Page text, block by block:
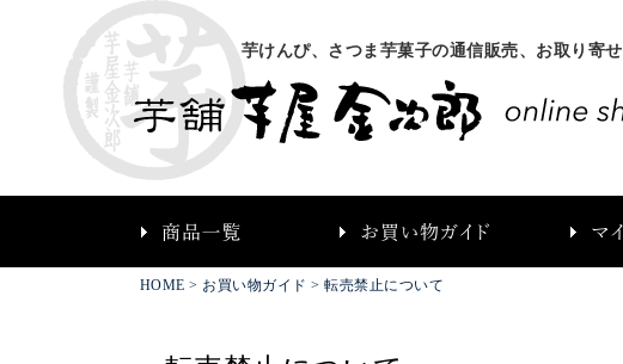
芋けんぴ、さつま芋菓子の通信販売、お取り寄せ
HOME > お買い物ガイド > 転売禁止について